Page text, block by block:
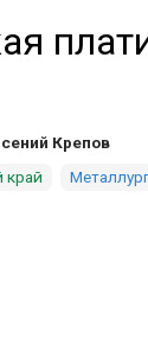
Крепов
край